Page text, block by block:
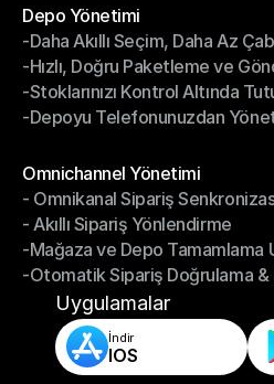
Depo Yönetimi
Depo Yönetimi
-Daha Akıllı Seçim, Daha Az
-Daha Akıllı Seçim, Daha Az
-Hızlı, Doğru Paketleme ve
-Hızlı, Doğru Paketleme ve
-Stoklarınızı Kontrol Altında
-Stoklarınızı Kontrol Altında
-Depoyu Telefonunuzdan
Omnichannel Yönetimi
Omnichannel Yönetimi
- Omnikanal Sipariş
- Omnikanal Sipariş
- Akıllı Sipariş Yönlendirme
- Akıllı Sipariş Yönlendirme
-Mağaza ve Depo Tamamlama
-Mağaza ve Depo Tamamlama
-Otomatik Sipariş Doğrulama &
-Otomatik Sipariş Doğrulama &
Uygulamalar
İndir
IOS